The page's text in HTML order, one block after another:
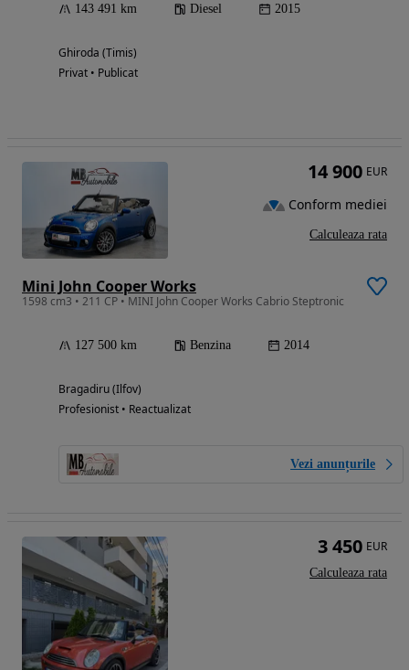
143 491 km Diesel 2015
Ghiroda (Timis)
Privat • Publicat
Mini John Cooper Works
1598 cm3 • 211 CP • MINI John Cooper Works Cabrio Steptronic
127 500 km Benzina 2014
Bragadiru (Ilfov)
Profesionist • Reactualizat
Vezi anunțurile
14 900 EUR
Conform mediei
Calculeaza rata
3 450 EUR
Calculeaza rata